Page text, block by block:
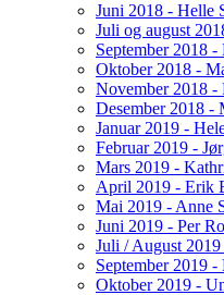
Juni 2018 - Helle
Juli og august
September 2018
Oktober 2018 -
November 2018 -
Desember 2018 -
Januar 2019 -
Februar 2019 -
Mars 2019 -
April 2019 - Erik
Mai 2019 - Anne
Juni 2019 - Per
Juli / August
September 2019
Oktober 2019 -